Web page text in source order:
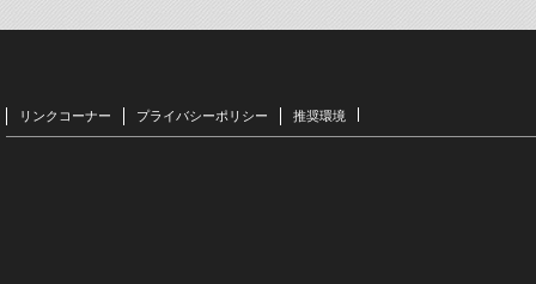
リンクコーナー プライバシーポリシー 推奨環境